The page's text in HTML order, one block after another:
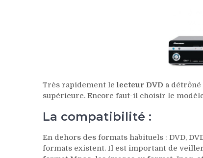
Très rapidement le lecteur DVD a détrôné
supérieure. Encore faut-il choisir le
La compatibilité :
En dehors des formats habituels : DVD,
formats existent. Il est important de